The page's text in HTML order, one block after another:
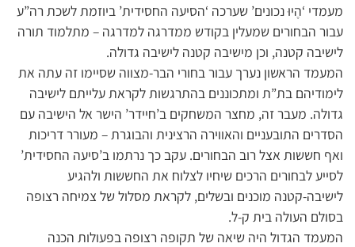
מעמדי ‘הֶיוּ נכונים’ שערכה ‘הסיעה החסידית’ ביוזמת לשכת רה”ע
עבור הבחורים שמעלין בקודש ממדרגה למדרגה – מתלמוד תורה
לישיבה קטנה, וכן מישיבה קטנה לישיבה גדולה.
המעמד הראשון נערך עבור בחורי הבר-מצווה שסיימו זה עתה את
לימודיהם בת”ת ומתכוננים בהתרגשות לקראת עלייתם לישיבה
גדולה. מעבר זה, מחצר המשחקים ב’חיידר’ הישר אל הישיבה עם
הסדרים התובעניים והאווירה הרצינית והבוגרת – מעורר דריכות
ואף חששות אצל רוב הבחורים. עקב כך נרתמו ב’סיעה החסידית’
לסייע לבחורים הרכים שיחיו לצלוח את החששות ולהגיע
לישיבה-קטנה מוכנים ובשלים, לקראת מסלול של צמיחה רצופה
בסולם העולה בית ק-ל.
המעמד הגדול היה שיאה של תקופה רצופה בפעולות הכנה